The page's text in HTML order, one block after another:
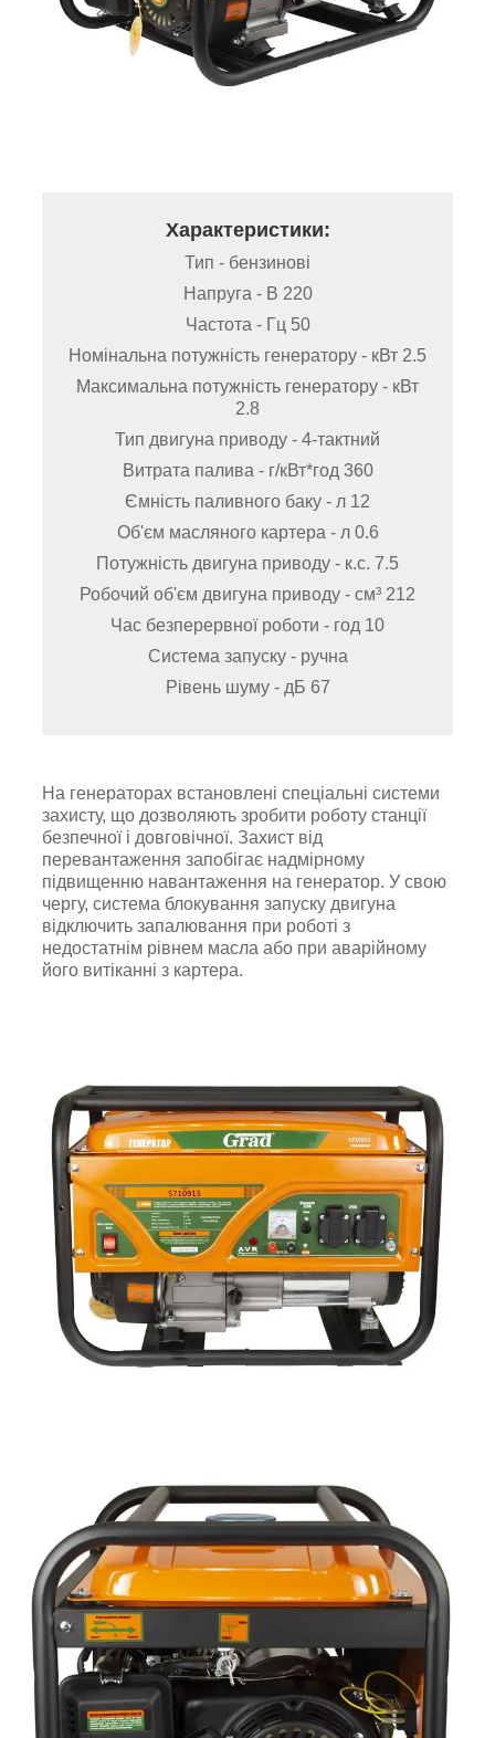
Характеристики:
Тип - бензинові
Напруга - В 220
Частота - Гц 50
Номінальна потужність генератору - кВт 2.5
Максимальна потужність генератору - кВт
2.8
Тип двигуна приводу - 4-тактний
Витрата палива - г/кВт*год 360
Ємність паливного баку - л 12
Об'єм масляного картера - л 0.6
Потужність двигуна приводу - к.с. 7.5
Робочий об'єм двигуна приводу - см³ 212
Час безперервної роботи - год 10
Система запуску - ручна
Рівень шуму - дБ 67
На генераторах встановлені спеціальні системи
захисту, що дозволяють зробити роботу станції
безпечної і довговічної. Захист від
перевантаження запобігає надмірному
підвищенню навантаження на генератор. У свою
чергу, система блокування запуску двигуна
відключить запалювання при роботі з
недостатнім рівнем масла або при аварійному
його витіканні з картера.